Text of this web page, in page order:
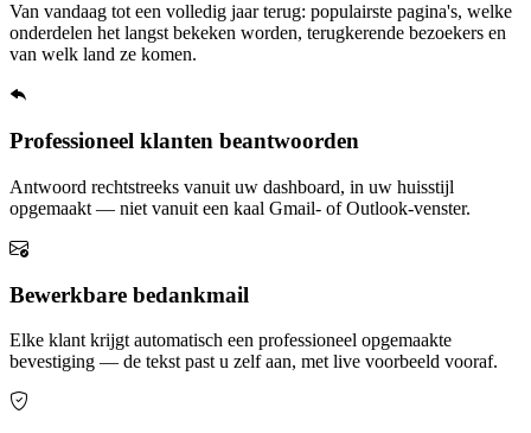
Van vandaag tot een volledig jaar terug: populairste pagina's, welke
onderdelen het langst bekeken worden, terugkerende bezoekers en
van welk land ze komen.
Professioneel klanten beantwoorden
Antwoord rechtstreeks vanuit uw dashboard, in uw huisstijl
opgemaakt — niet vanuit een kaal Gmail- of Outlook-venster.
Bewerkbare bedankmail
Elke klant krijgt automatisch een professioneel opgemaakte
bevestiging — de tekst past u zelf aan, met live voorbeeld vooraf.